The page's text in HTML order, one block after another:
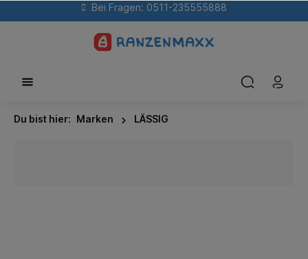
Bei Fragen: 0511-235555888
Du bist hier: Marken LÄSSIG